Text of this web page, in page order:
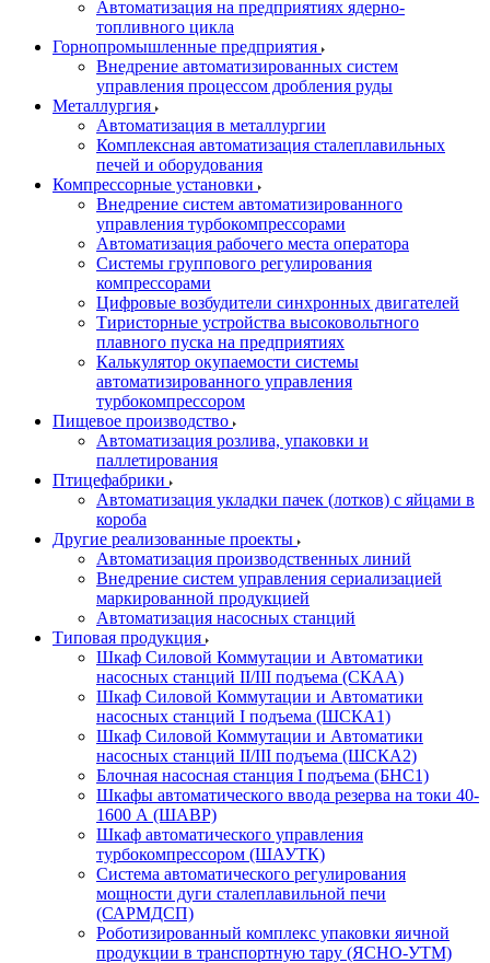
Автоматизация на предприятиях ядерно-
топливного цикла
Горнопромышленные предприятия
Внедрение автоматизированных систем
управления процессом дробления руды
Металлургия
Автоматизация в металлургии
Комплексная автоматизация сталеплавильных
печей и оборудования
Компрессорные установки
Внедрение систем автоматизированного
управления турбокомпрессорами
Автоматизация рабочего места оператора
Системы группового регулирования
компрессорами
Цифровые возбудители синхронных двигателей
Тиристорные устройства высоковольтного
плавного пуска на предприятиях
Калькулятор окупаемости системы
автоматизированного управления
турбокомпрессором
Пищевое производство
Автоматизация розлива, упаковки и
паллетирования
Птицефабрики
Автоматизация укладки пачек (лотков) с яйцами в
короба
Другие реализованные проекты
Автоматизация производственных линий
Внедрение систем управления сериализацией
маркированной продукцией
Автоматизация насосных станций
Типовая продукция
Шкаф Силовой Коммутации и Автоматики
насосных станций II/III подъема (СКАА)
Шкаф Силовой Коммутации и Автоматики
насосных станций I подъема (ШСКА1)
Шкаф Силовой Коммутации и Автоматики
насосных станций II/III подъема (ШСКА2)
Блочная насосная станция I подъема (БНС1)
Шкафы автоматического ввода резерва на токи 40-
1600 А (ШАВР)
Шкаф автоматического управления
турбокомпрессором (ШАУТК)
Система автоматического регулирования
мощности дуги сталеплавильной печи
(САРМДСП)
Роботизированный комплекс упаковки яичной
продукции в транспортную тару (ЯСНО-УТМ)